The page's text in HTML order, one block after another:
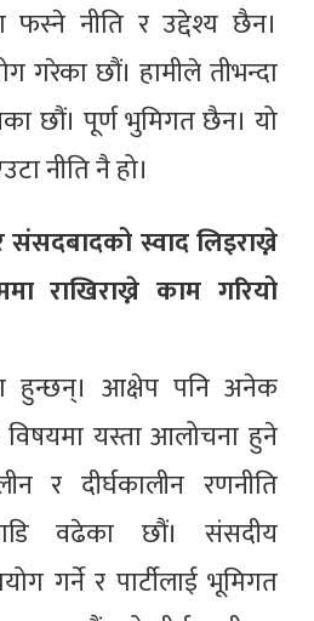
नीति र उद्देश्य छैन।
गरेका छौं। हामीले तीभन्दा
छौं। पूर्ण भुमिगत छैन। यो
नीति नै हो।
संसदबादको स्वाद लिइराख्ने
राखिराख्ने काम गरियो
हुन्छन्। आक्षेप पनि अनेक
विषयमा यस्ता आलोचना हुने
र दीर्घकालीन रणनीति
वढेका छौं। संसदीय
गर्ने र पार्टीलाई भूमिगत